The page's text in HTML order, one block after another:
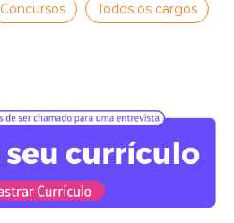
Concursos Todos os cargos